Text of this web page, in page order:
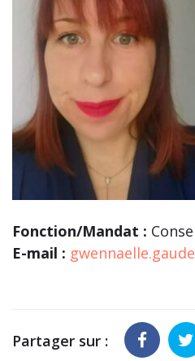
Fonction/Mandat :
E-mail :
Partager sur :